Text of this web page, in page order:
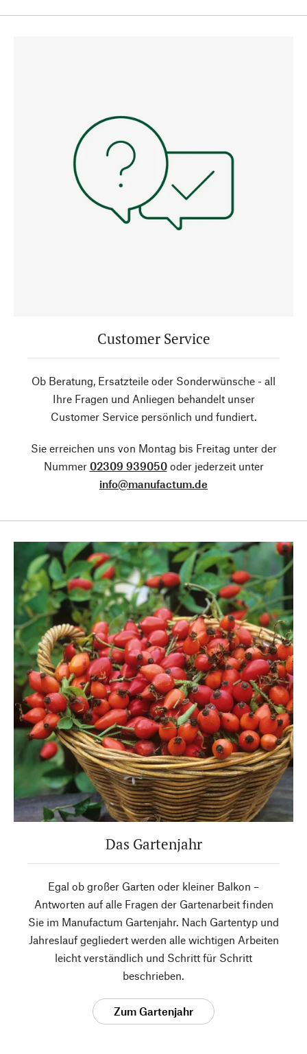
Customer Service
Ob Beratung, Ersatzteile oder Sonderwünsche - all
Ihre Fragen und Anliegen behandelt unser
Customer Service persönlich und fundiert.
Sie erreichen uns von Montag bis Freitag unter der
Nummer 02309 939050oder jederzeit unter
info@manufactum.de
Das Gartenjahr
Egal ob großer Garten oder kleiner Balkon –
Antworten auf alle Fragen der Gartenarbeit finden
Sie im Manufactum Gartenjahr. Nach Gartentyp und
Jahreslauf gegliedert werden alle wichtigen Arbeiten
leicht verständlich und Schritt für Schritt
beschrieben.
Zum Gartenjahr